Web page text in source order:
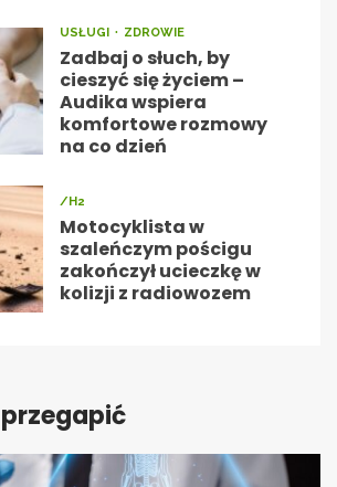
USŁUGI ZDROWIE
Zadbaj o słuch, by
cieszyć się życiem –
Audika wspiera
komfortowe rozmowy
na co dzień
/H2
Motocyklista w
szaleńczym pościgu
zakończył ucieczkę w
kolizji z radiowozem